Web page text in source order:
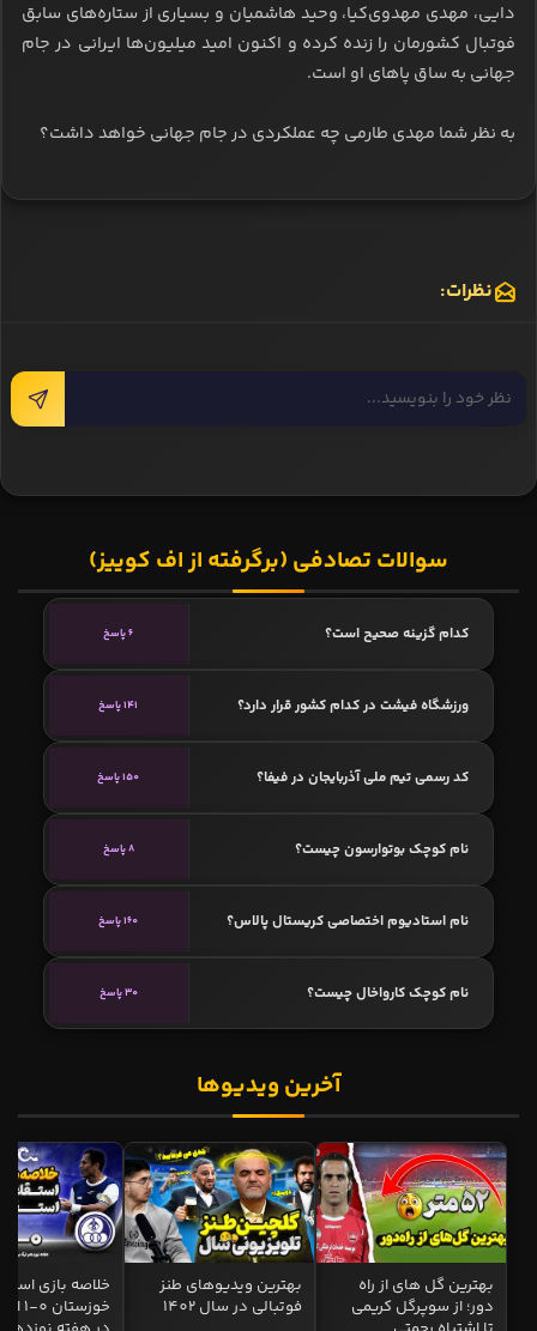
دایی، مهدی مهدوی‌کیا، وحید هاشمیان و بسیاری از ستاره‌های سابق
فوتبال کشورمان را زنده کرده و اکنون امید میلیون‌ها ایرانی در جام
جهانی به ساق پاهای او است.
به نظر شما مهدی طارمی چه عملکردی در جام جهانی خواهد داشت؟
نظرات:
سوالات تصادفی (برگرفته از اف کوییز)
کدام گزینه صحیح است؟ 6 پاسخ
ورزشگاه فیشت در کدام کشور قرار دارد؟ 141 پاسخ
کد رسمی تیم ملی آذربایجان در فیفا؟ 150 پاسخ
نام کوچک بوتوارسون چیست؟ 8 پاسخ
نام استادیوم اختصاصی کریستال پالاس؟ 160 پاسخ
نام کوچک کارواخال چیست؟ 30 پاسخ
آخرین ویدیوها
بهترین گل های از راه
دور؛ از سوپرگل کریمی
بهترین ویدیوهای طنز
فوتبالی در سال 1402
خلاصه بازی